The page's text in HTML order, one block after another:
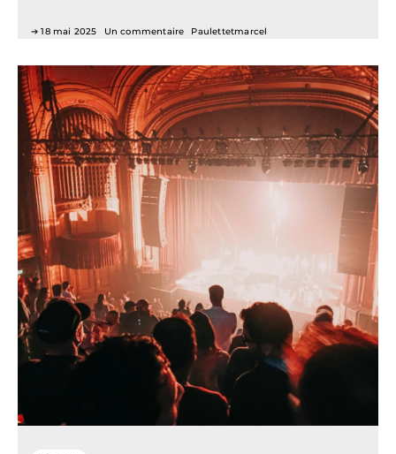
18 mai 2025 Un commentaire Paulettetmarcel